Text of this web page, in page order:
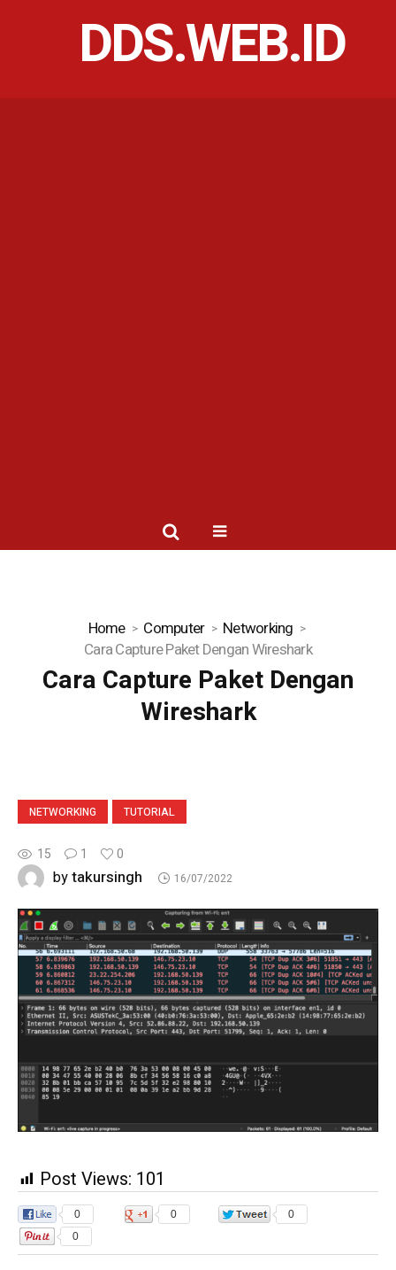
DDS.WEB.ID
Home Computer
Networking
Cara Capture Paket Dengan Wireshark
Cara Capture Paket Dengan
Wireshark
NETWORKING TUTORIAL
15 1 0
bytakursingh 16/07/2022
Post Views: 101
0 0
0
0